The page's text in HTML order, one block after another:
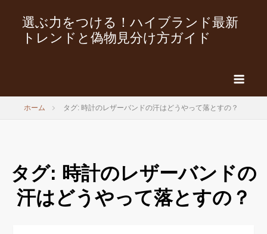
選ぶ力をつける！ハイブランド最新
トレンドと偽物見分け方ガイド
ホーム タグ: 時計のレザーバンドの汗はどうやって落とすの？
タグ: 時計のレザーバンドの
汗はどうやって落とすの？